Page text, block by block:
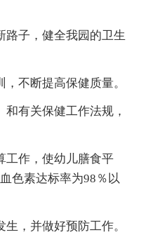
路子，健全我园的卫生
不断提高保健质量。
有关保健工作法规，
工作，使幼儿膳食平
色素达标率为98％以
，并做好预防工作。